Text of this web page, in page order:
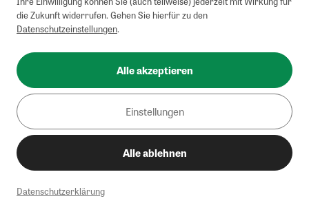
die Zukunft widerrufen. Gehen Sie hierfür zu den
Datenschutzeinstellungen.
Alle akzeptieren
Einstellungen
Alle ablehnen
Datenschutzerklärung